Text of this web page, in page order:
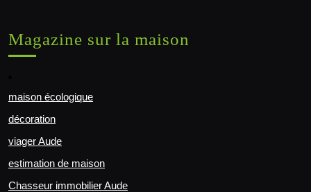
Magazine sur la maison
maison écologique
décoration
viager Aude
estimation de maison
Chasseur immobilier Aude